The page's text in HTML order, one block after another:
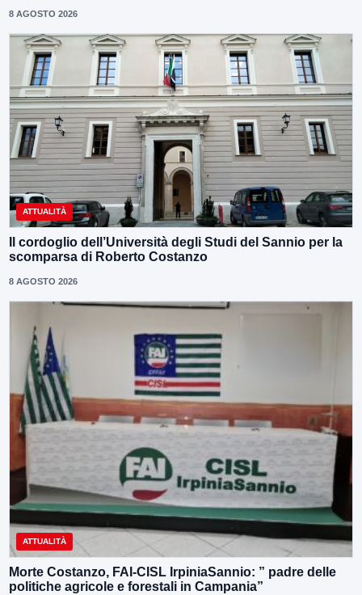
8 AGOSTO 2026
ATTUALITÀ
Il cordoglio dell’Università degli Studi del Sannio per la
scomparsa di Roberto Costanzo
8 AGOSTO 2026
ATTUALITÀ
Morte Costanzo, FAI-CISL IrpiniaSannio: ” padre delle
politiche agricole e forestali in Campania”